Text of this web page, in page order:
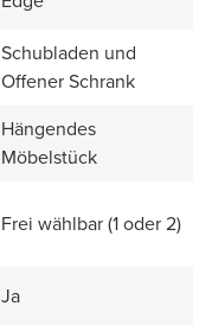
Schubladen und
Offener Schrank
Hängendes
Möbelstück
Frei wählbar (1 oder 2)
Ja